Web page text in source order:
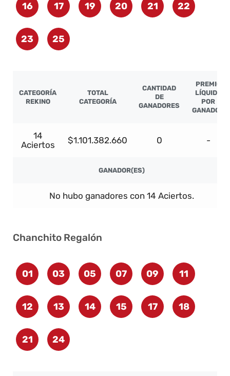
16 17 19 20 21 22
23 25
CATEGORÍA
REKINO
TOTAL
CATEGORÍA
CANTIDAD
DE
GANADORES
PREMIO
LÍQUIDO
POR
GANADOR
14
Aciertos
$1.101.382.660 0 -
GANADOR(ES)
No hubo ganadores con 14 Aciertos.
Chanchito Regalón
01 03 05 07 09 11
12 13 14 15 17 18
21 24